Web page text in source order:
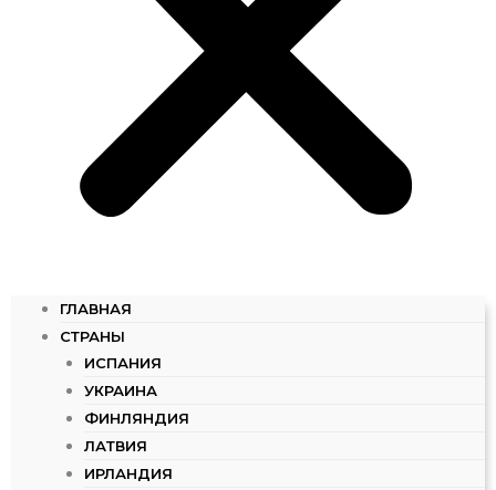
ГЛАВНАЯ
СТРАНЫ
ИСПАНИЯ
УКРАИНА
ФИНЛЯНДИЯ
ЛАТВИЯ
ИРЛАНДИЯ